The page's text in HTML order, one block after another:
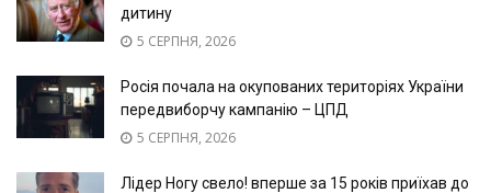
дитину
5 СЕРПНЯ, 2026
Росія почала на окупованих територіях України
передвиборчу кампанію – ЦПД
5 СЕРПНЯ, 2026
Лідер Ногу свело! вперше за 15 років приїхав до